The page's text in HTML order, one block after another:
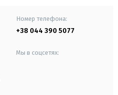
Номер телефона:
+38 044 390 5077
Мы в соцсетях: